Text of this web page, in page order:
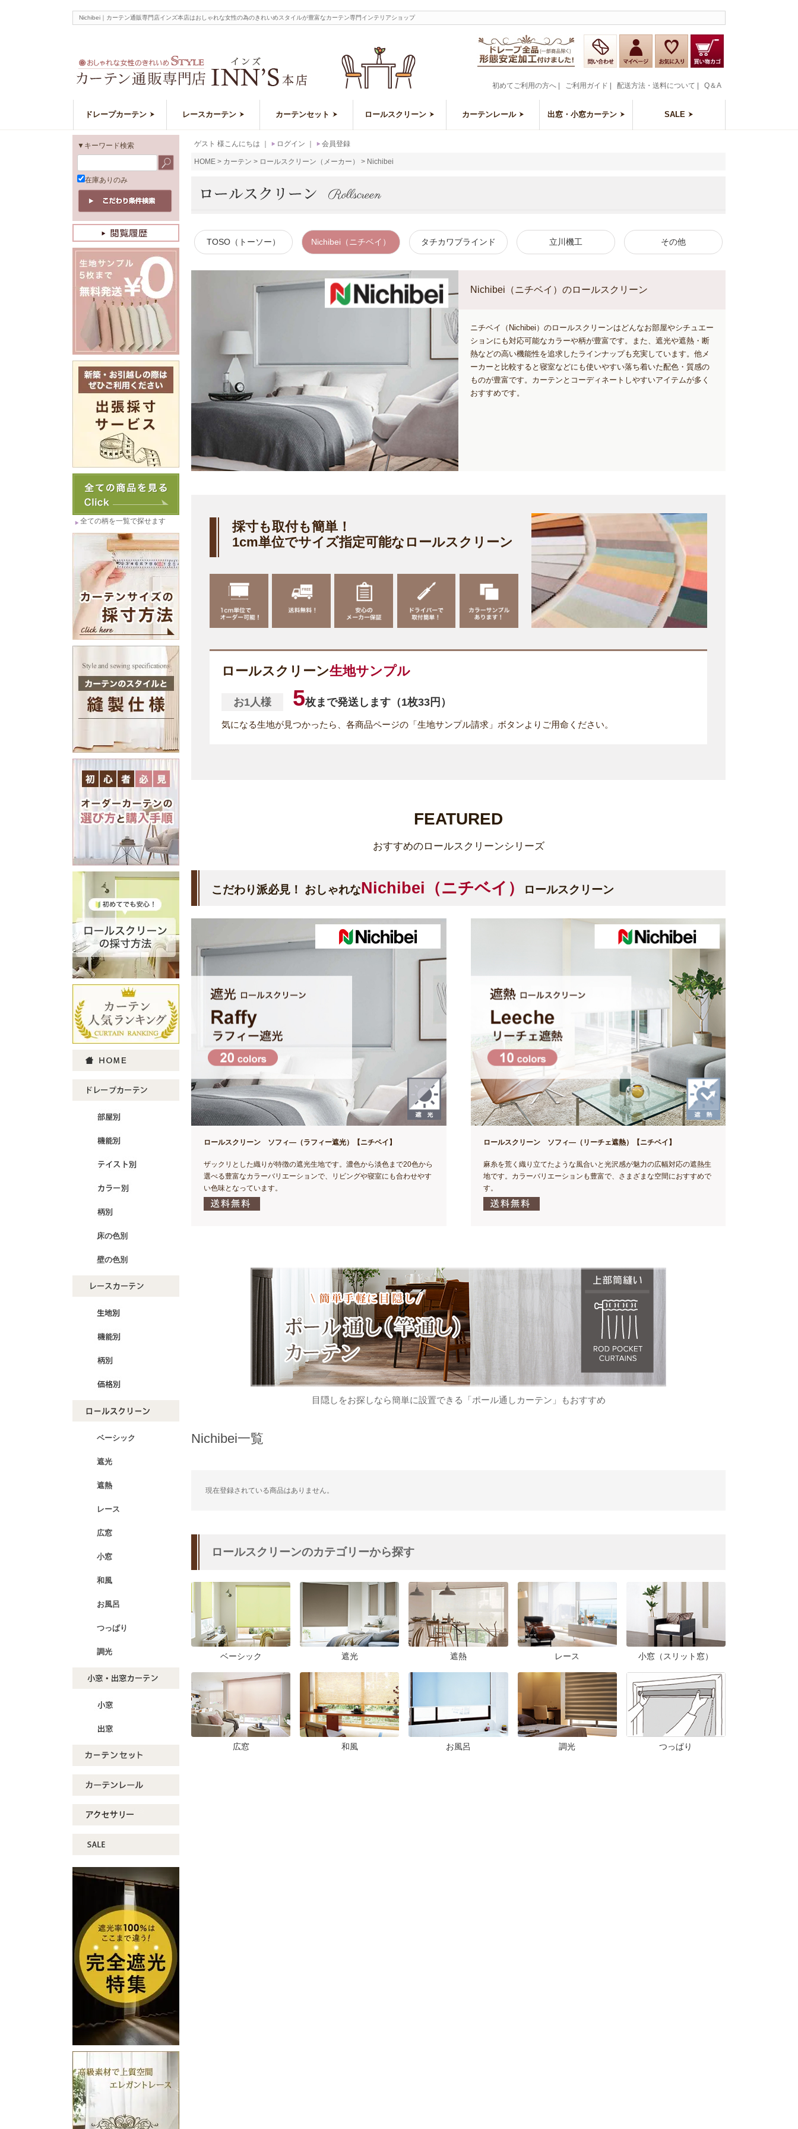
Nichibei｜カーテン通販専門店インズ本店はおしゃれな女性の為のきれいめスタイルが豊富なカーテン専門インテリアショップ
Q＆A
配送方法・送料について
ご利用ガイド
初めてご利用の方へ
ドレープカーテン レースカーテン カーテンセット ロールスクリーン カーテンレール 出窓・小窓カーテン SALE
▼キーワード検索
在庫ありのみ
全ての柄を一覧で探せます
床の色別
壁の色別
ベーシック
遮光
遮熱
レース
広窓
小窓
和風
お風呂
つっぱり
調光
ゲスト 様こんにちは ログイン 会員登録
HOME カーテン ロールスクリーン（メーカー） Nichibei
TOSO（トーソー） Nichibei（ニチベイ） タチカワブラインド 立川機工 その他
Nichibei（ニチベイ）のロールスクリーン
ニチベイ（Nichibei）のロールスクリーンはどんなお部屋やシチュエー
ションにも対応可能なカラーや柄が豊富です。また、遮光や遮熱・断
熱などの高い機能性を追求したラインナップも充実しています。他メ
ーカーと比較すると寝室などにも使いやすい落ち着いた配色・質感の
ものが豊富です。カーテンとコーディネートしやすいアイテムが多く
おすすめです。
採寸も取付も簡単！
1cm単位でサイズ指定可能なロールスクリーン
ロールスクリーン生地サンプル
お1人様 5枚まで発送します（1枚33円）
気になる生地が見つかったら、各商品ページの「生地サンプル請求」ボタンよりご用命ください。
FEATURED
おすすめのロールスクリーンシリーズ
こだわり派必見！ おしゃれなNichibei（ニチベイ） ロールスクリーン
ロールスクリーン ソフィ―（ラフィー遮光）【ニチベイ】
ザックリとした織りが特徴の遮光生地です。濃色から淡色まで20色から
選べる豊富なカラーバリエーションで、リビングや寝室にも合わせやす
い色味となっています。
ロールスクリーン ソフィ―（リーチェ遮熱）【ニチベイ】
麻糸を荒く織り立てたような風合いと光沢感が魅力の広幅対応の遮熱生
地です。カラーバリエーションも豊富で、さまざまな空間におすすめで
す。
目隠しをお探しなら簡単に設置できる「ポール通しカーテン」もおすすめ
Nichibei一覧
現在登録されている商品はありません。
ロールスクリーンのカテゴリーから探す
ベーシック 遮光 遮熱 レース 小窓（スリット窓）
広窓 和風 お風呂 調光 つっぱり